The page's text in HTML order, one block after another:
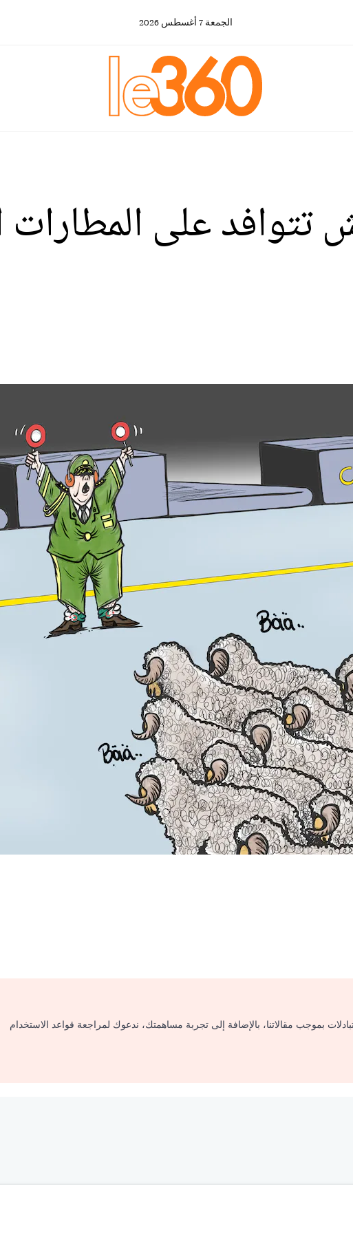
الجمعة 7 أغسطس 2026
تتوافد على المطارات
بموجب مقالاتنا، بالإضافة إلى تجربة مساهمتك، ندعوك لمراجعة قواعد الاستخدام